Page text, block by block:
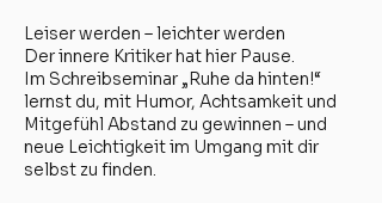
Leiser werden – leichter werden
Der innere Kritiker hat hier Pause.
Im Schreibseminar „Ruhe da hinten!“
lernst du, mit Humor, Achtsamkeit und
Mitgefühl Abstand zu gewinnen – und
neue Leichtigkeit im Umgang mit dir
selbst zu finden.